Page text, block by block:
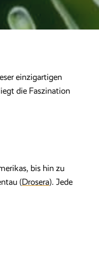
einzigartigen
die Faszination
bis hin zu
(Drosera). Jede